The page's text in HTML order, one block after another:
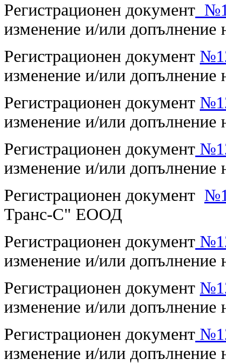
Регистрационен документ
изменение и/или
Регистрационен документ
изменение и/или допълнение
Регистрационен документ
изменение и/или допълнение
Регистрационен документ
изменение и/или допълнение
Регистрационен документ
Транс-С" ЕООД
Регистрационен документ
изменение и/или
Регистрационен документ
изменение и/или допълнение
Регистрационен документ
изменение и/или